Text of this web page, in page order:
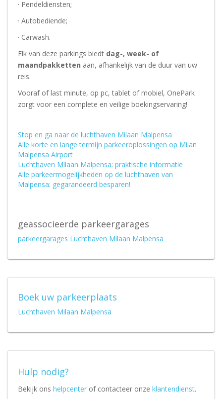
· Pendeldiensten;
· Autobediende;
· Carwash.
Elk van deze parkings biedt dag-, week- of
maandpakketten aan, afhankelijk van de duur van uw
reis.
Vooraf of last minute, op pc, tablet of mobiel, OnePark
zorgt voor een complete en veilige boekingservaring!
Stop en ga naar de luchthaven Milaan Malpensa
Alle korte en lange termijn parkeeroplossingen op Milan
Malpensa Airport
Luchthaven Milaan Malpensa: praktische informatie
Alle parkeermogelijkheden op de luchthaven van
Malpensa: gegarandeerd besparen!
geassocieerde parkeergarages
parkeergarages Luchthaven Milaan Malpensa
Boek uw parkeerplaats
Luchthaven Milaan Malpensa
Hulp nodig?
Bekijk ons helpcenter of contacteer onze klantendienst.